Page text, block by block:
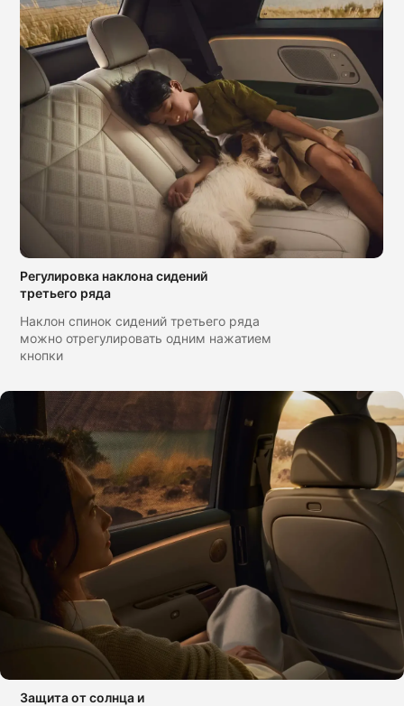
Регулировка наклона сидений
третьего ряда
Наклон спинок сидений третьего ряда
можно отрегулировать одним нажатием
кнопки
Защита от солнца и